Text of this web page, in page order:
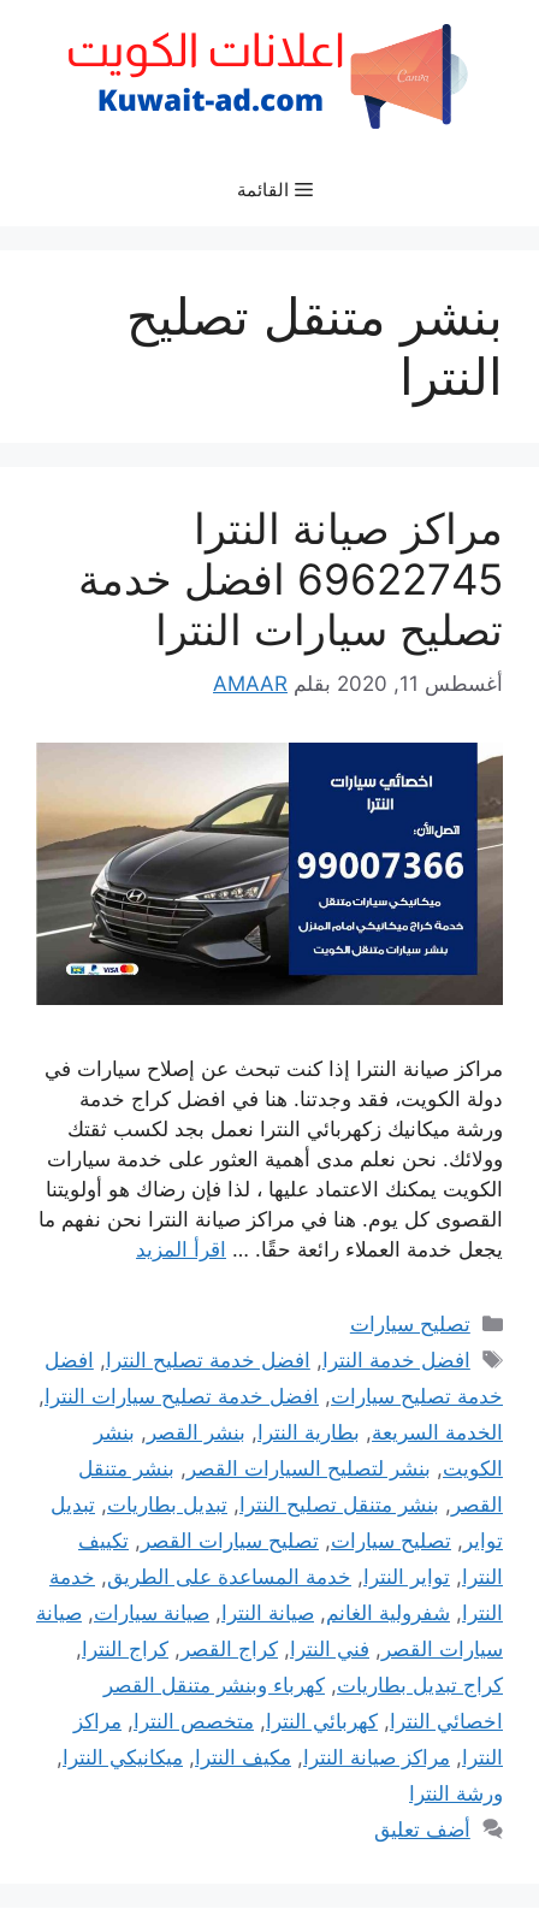
القائمة
بنشر متنقل تصليح
النترا
مراكز صيانة النترا
69622745 افضل خدمة
تصليح سيارات النترا
أغسطس 11, 2020 بقلم AMAAR
مراكز صيانة النترا إذا كنت تبحث عن إصلاح سيارات في
دولة الكويت، فقد وجدتنا. هنا في افضل كراج خدمة
ورشة ميكانيك زكهربائي النترا نعمل بجد لكسب ثقتك
وولائك. نحن نعلم مدى أهمية العثور على خدمة سيارات
الكويت يمكنك الاعتماد عليها ، لذا فإن رضاك ​​هو أولويتنا
القصوى كل يوم. هنا في مراكز صيانة النترا نحن نفهم ما
يجعل خدمة العملاء رائعة حقًا. … اقرأ المزيد
التصنيفات
تصليح سيارات
الوسوم
افضل خدمة النترا, افضل خدمة تصليح النترا, افضل
خدمة تصليح سيارات, افضل خدمة تصليح سيارات النترا,
الخدمة السريعة, بطارية النترا, بنشر القصر , بنشر
الكويت, بنشر لتصليح السيارات القصر , بنشر متنقل
القصر , بنشر متنقل تصليح النترا, تبديل بطاريات, تبديل
تواير , تصليح سيارات, تصليح سيارات القصر , تكييف
النترا, تواير النترا, خدمة المساعدة على الطريق, خدمة
النترا, شفرولية الغانم, صيانة النترا, صيانة سيارات, صيانة
سيارات القصر , فني النترا, كراج القصر , كراج النترا,
كراج تبديل بطاريات, كهرباء وبنشر متنقل القصر
اخصائي النترا, كهربائي النترا, متخصص النترا, مراكز
النترا, مراكز صيانة النترا, مكيف النترا, ميكانيكي النترا,
ورشة النترا
أضف تعليق